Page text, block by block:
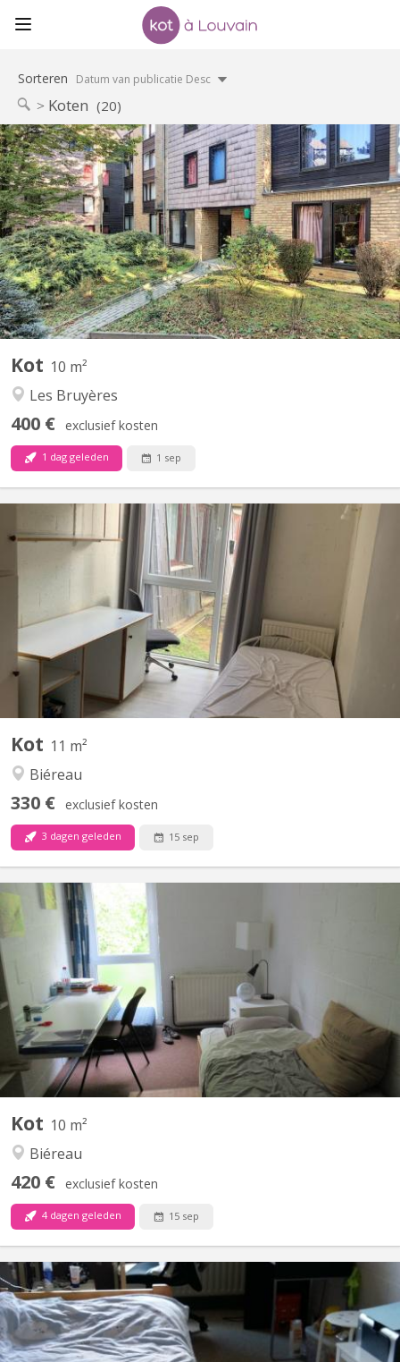
Sorteren Datum van publicatie Desc
Koten (20)
Kot 10 m²
Les Bruyères
400 € exclusief kosten
1 dag geleden 1 sep
KV 1583
Chambre meublée avec lavabo individuel située dans un
appartement de type communautaire compose de 8 chambres
d'étudiants.
Kot 11 m²
Biéreau
330 € exclusief kosten
3 dagen geleden 15 sep
KV 2256
Chambre de 11m2, meublée, équipée d’un évier. Résidence
disposant d’un parking et d’un cadre verdoyant. Loyer €450 /
mois : toutes charges comprises Garantie locative €700 Taxe de
séjour lln : €325 / an Commun de 8 chambres au rez-de-
chaussée-de-chaussée, comprenant 1 salle de douche, 2 WC, 1...
Kot 10 m²
Biéreau
420 € exclusief kosten
4 dagen geleden 15 sep
Chambre 313 au 3e étage dans un communautaire de 6. 2 WC 1
douche commune pour 2 chambres Lit sans matelas
Environnement verdoyant et calme.
KV 1764
Chambre avec lavabo , 11 m2 dans un communautaire de 6
chambres partagées sur 2 niveaux un bloc sanitaire (douche +
toilette) pour 3 chambres